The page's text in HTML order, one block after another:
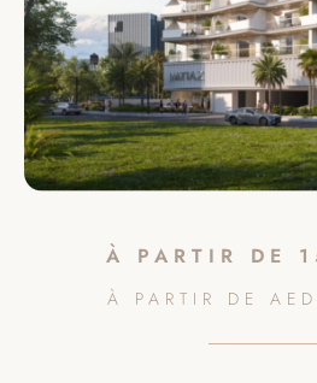
À PARTIR DE
À PARTIR DE AED